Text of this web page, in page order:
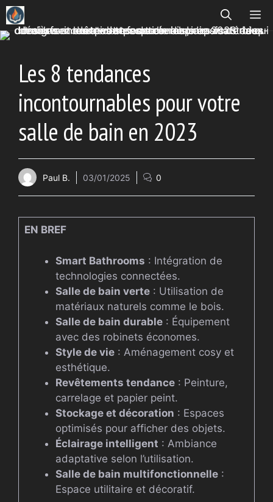
Aller
au
contenu
Les 8 tendances
incontournables pour votre
salle de bain en 2023
Paul B. 03/01/2025 0
EN BREF
Smart Bathrooms : Intégration de
technologies connectées.
Salle de bain verte: Utilisation de
matériaux naturels comme le bois.
Salle de bain durable: Équipement
avec des robinets économes.
Style de vie: Aménagement cosy et
esthétique.
Revêtements tendance: Peinture,
carrelage et papier peint.
Stockage et décoration : Espaces
optimisés pour afficher des objets.
Éclairage intelligent : Ambiance
adaptative selon l’utilisation.
Salle de bain multifonctionnelle:
Espace utilitaire et décoratif.